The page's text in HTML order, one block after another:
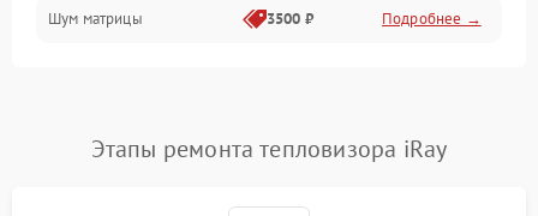
Проблемы питания
Сбои коммуникаций и интерфейсов
Шум матрицы 3500 ₽ Подробнее →
Этапы ремонта тепловизора iRay